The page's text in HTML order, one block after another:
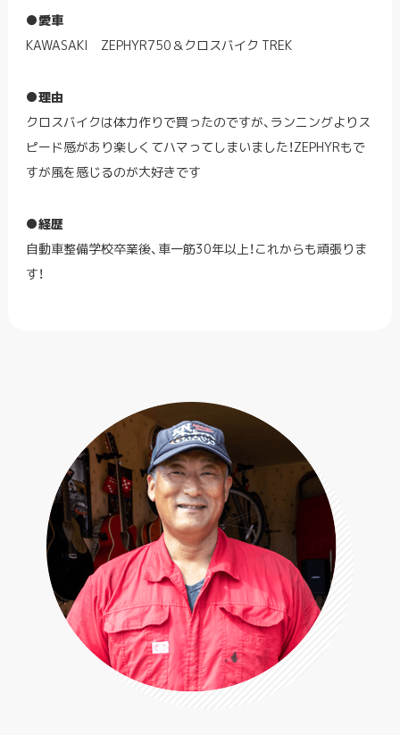
●愛車
KAWASAKI ZEPHYR750＆クロスバイク TREK
●理由
クロスバイクは体力作りで買ったのですが、ランニングよりス
ピード感があり楽しくてハマってしまいました！ZEPHYRもで
すが風を感じるのが大好きです
●経歴
自動車整備学校卒業後、車一筋30年以上！これからも頑張りま
す！